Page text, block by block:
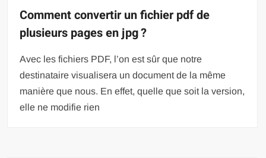
Comment convertir un fichier pdf de
plusieurs pages en jpg ?
Avec les fichiers PDF, l’on est sûr que notre
destinataire visualisera un document de la même
manière que nous. En effet, quelle que soit la version,
elle ne modifie rien